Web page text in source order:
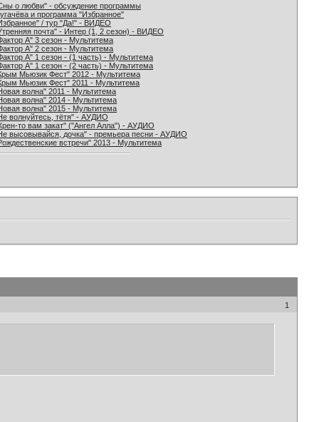
о любви" - обсуждение программы
и программа "Избранное"
/ тур "Да!" - ВИДЕО
почта" - Интер (1, 2 сезон) - ВИДЕО
А" 3 сезон - Мультитема
А" 2 сезон - Мультитема
А" 1 сезон - (1 часть) - Мультитема
А" 1 сезон - (2 часть) - Мультитема
Мьюзик Фест" 2012 - Мультитема
Мьюзик Фест" 2011 - Мультитема
волна" 2011 - Мультитема
волна" 2014 - Мультитема
волна" 2015 - Мультитема
волнуйтесь, тётя" - АУДИО
то вам закат" ("Ангел Алла") - АУДИО
высовывайся, дочка" - премьера песни - АУДИО
встречи" 2013 - Мультитема
1